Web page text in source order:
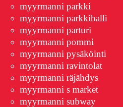
myyrmanni parkki
myyrmanni parkkihalli
myyrmanni parturi
myyrmanni pommi
myyrmanni pysäköinti
myyrmanni ravintolat
myyrmanni räjähdys
myyrmanni s market
myyrmanni subway